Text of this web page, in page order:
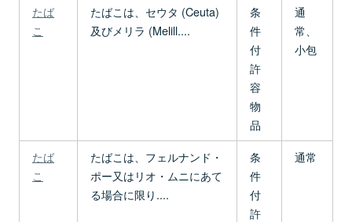
たば
こ
たばこは、セウタ (Ceuta)
及びメリラ (Melill....
条
件
付
許
容
物
品
通
常、
小包
たば
こ
たばこは、フェルナンド・
ポー又はリオ・ムニにあて
る場合に限り....
条
件
付
許
通常